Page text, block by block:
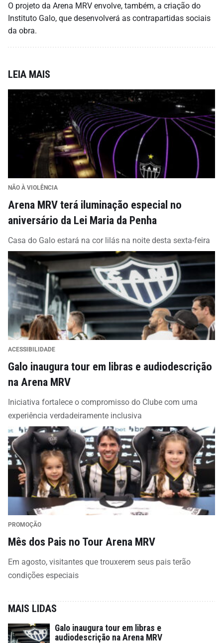
O projeto da Arena MRV envolve, também, a criação do
Instituto Galo, que desenvolverá as contrapartidas sociais
da obra.
LEIA MAIS
NÃO À VIOLÊNCIA
Arena MRV terá iluminação especial no
aniversário da Lei Maria da Penha
Casa do Galo estará na cor lilás na noite desta sexta-feira
ACESSIBILIDADE
Galo inaugura tour em libras e audiodescrição
na Arena MRV
Iniciativa fortalece o compromisso do Clube com uma
experiência verdadeiramente inclusiva
PROMOÇÃO
Mês dos Pais no Tour Arena MRV
Em agosto, visitantes que trouxerem seus pais terão
condições especiais
MAIS LIDAS
Galo inaugura tour em libras e
audiodescrição na Arena MRV